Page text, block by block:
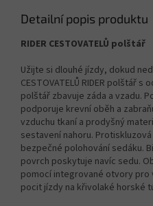
Detailní popis produktu
RIDER CESTOVATELŮ polštář
Užijte si dlouhé jízdy, dokud
CESTOVATELŮ RIDER polštář
polštář zbavuje záda a vzadu.
podporuje krevní oběh a
vzduchu tkaní a prodyšný
sestavení nahoru.
bezpečné polohování sedáku.
povrch poskytuje navíc sedu.
pomocí integrované otvory
pocit jízdy na křivolaké horské